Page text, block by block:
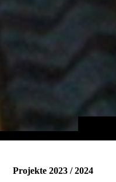
Projekte 2023 / 2024